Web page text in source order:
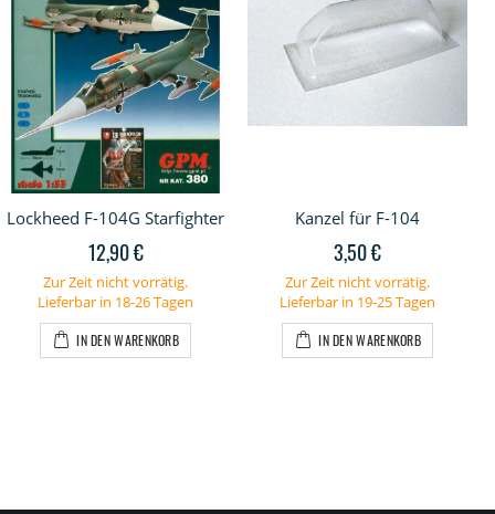
Lockheed F-104G Starfighter
12,90 €
Zur Zeit nicht vorrätig.
Lieferbar in 18-26 Tagen
IN DEN WARENKORB
Kanzel für F-104
3,50 €
Zur Zeit nicht vorrätig.
Lieferbar in 19-25 Tagen
IN DEN WARENKORB